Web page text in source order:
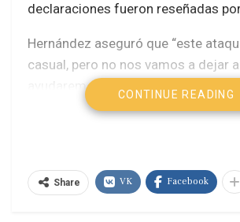
declaraciones fueron reseñadas
Hernández aseguró que “este
casual, pero no nos vamos a dejar
ayudaremos a Gaza”.
Asimismo, manifestó su
Gaza”.
CONTINUE READING
Share VK Facebook